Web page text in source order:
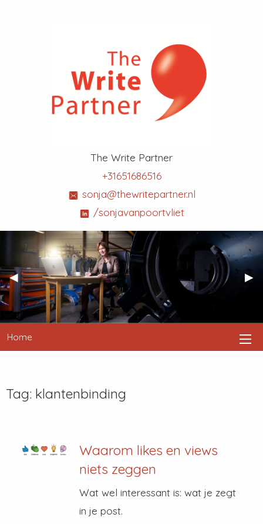
The Write Partner
+31651686516
sonja@thewritepartner.nl
/sonjavanpoortvliet
Previous
Slide
◀︎ ▶︎
Home
Tag: klantenbinding
Waarom likes en views
niets zeggen
Wat wel interessant is: wat je zegt
in je post.